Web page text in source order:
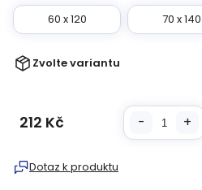
Zvolte variantu
60 x 120
70 x 140
Dotaz k produktu
212 Kč